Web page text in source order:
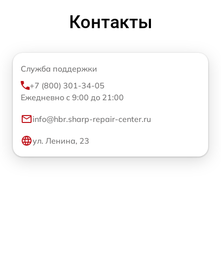
Контакты
Служба поддержки
+7 (800) 301-34-05
Ежедневно с 9:00 до 21:00
info@hbr.sharp-repair-center.ru
ул. Ленина, 23